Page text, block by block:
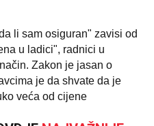
li sam osiguran" zavisi od
u ladici", radnici u
Zakon je jasan o
je da shvate da je
veća od cijene